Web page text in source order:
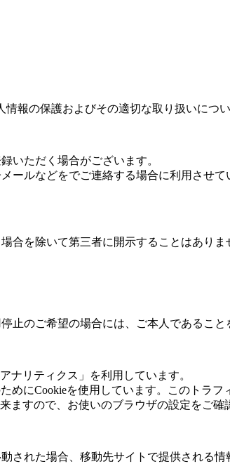
情報の保護およびその適切な取り扱いにつ
いただく場合がございます。
ールなどをでご連絡する場合に利用させ
合を除いて第三者に開示することはありま
止のご希望の場合には、ご本人であるこ
ナリティクス」を利用しています。
めにCookieを使用しています。このトラ
ますので、お使いのブラウザの設定をご
された場合、移動先サイトで提供される